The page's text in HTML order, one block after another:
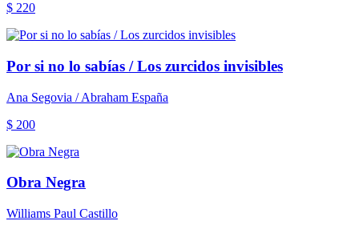
$ 220
Por si no lo sabías / Los zurcidos invisibles
Ana Segovia / Abraham España
$ 200
Obra Negra
Williams Paul Castillo